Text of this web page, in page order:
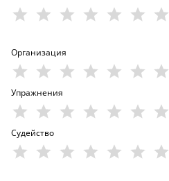
Организация
Упражнения
Судейство